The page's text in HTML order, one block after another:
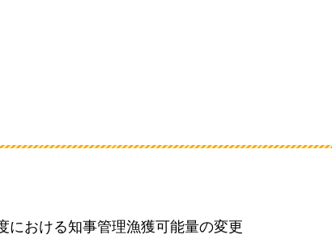
における知事管理漁獲可能量の変更